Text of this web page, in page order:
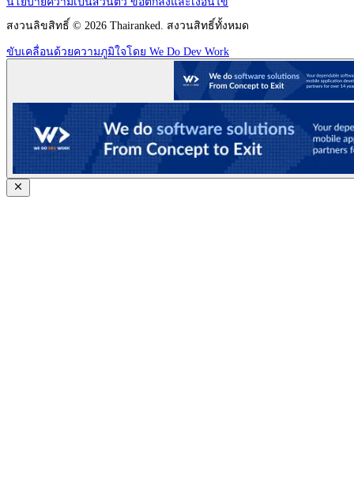
สงวนลิขสิทธิ์ © 2026 Thairanked. สงวนสิทธิ์ทั้งหมด
ขับเคลื่อนด้วยความภูมิใจโดย We Do Dev Work